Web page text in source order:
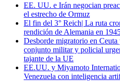
EE. UU. e Irán negocian
el estrecho de Ormuz
El fin del 3° Reich| La ruta
rendición de Alemania en
Desborde migratorio en
conjunto militar y policial
tajante de la UE
EE.UU. y Miyamoto
Venezuela con inteligencia